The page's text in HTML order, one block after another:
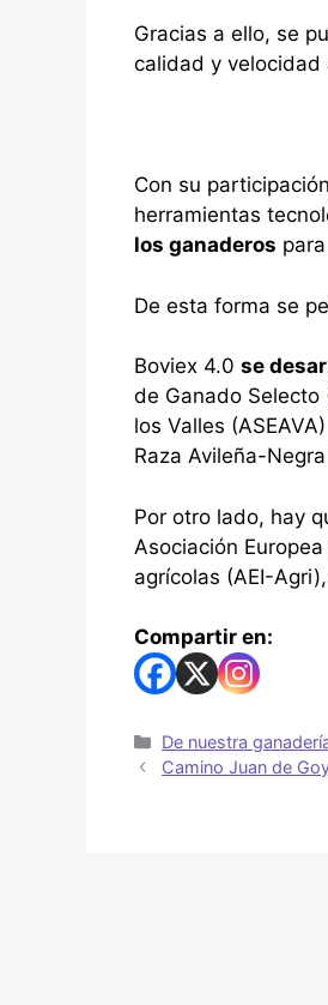
Gracias a ello, se
calidad y velocidad
Con su
herramientas
los ganaderos
De esta forma se
Boviex 4.0 se
de Ganado Selecto
los Valles
Raza Avileña-
Por otro lado, hay
Asociación
agrícolas (AEI-
Compartir en:
De nuestra
Camino Juan de